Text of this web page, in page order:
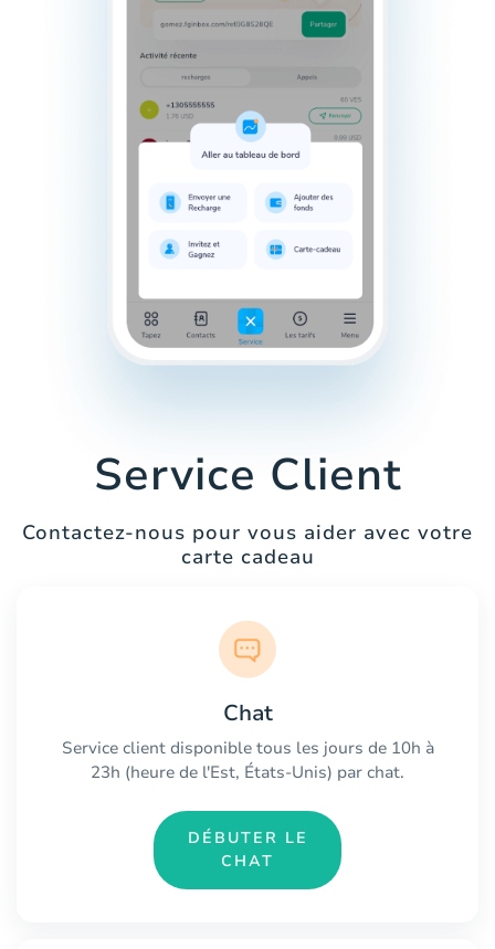
Service Client
Contactez-nous pour vous aider avec votre
carte cadeau
Chat
Service client disponible tous les jours de 10h à
23h (heure de l'Est, États-Unis) par chat.
DÉBUTER LE
CHAT